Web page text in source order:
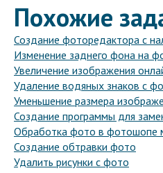
Похожие
Создание фоторедактора с
Изменение заднего фона на
Увеличение изображения
Удаление водяных знаков с
Уменьшение размера
Создание программы для
Обработка фото в фотошопе
Создание обтравки фото
Удалить рисунки с фото